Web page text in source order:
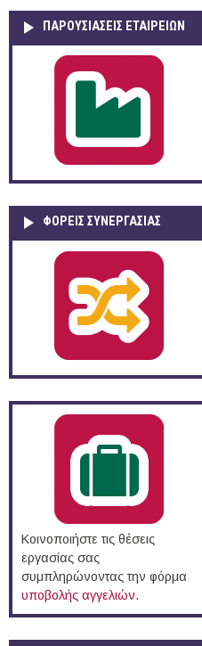
ΠΑΡΟΥΣΙΆΣΕΙΣ ΕΤΑΙΡΕΙΏΝ
ΦΟΡΕΙΣ ΣΥΝΕΡΓΑΣΙΑΣ
Κοινοποιήστε τις θέσεις
εργασίας σας
συμπληρώνοντας την φόρμα
υποβολής αγγελιών.